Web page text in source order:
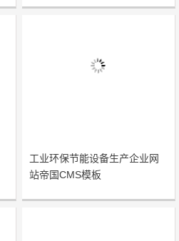
工业环保节能设备生产企业网
站帝国CMS模板